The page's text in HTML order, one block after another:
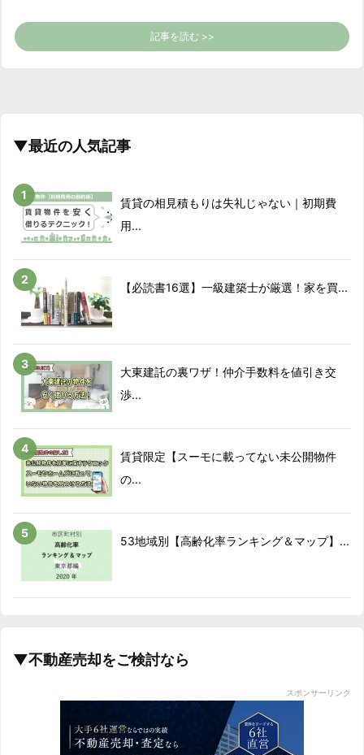
記事を読む >>
▼最近の人気記事
賃貸の相見積もりは失礼じゃない｜初期費
用...
【必読書16選】一級建築士が厳選！家を買...
大東建託の裏ワザ！仲介手数料を値引き交
渉...
賃貸限定【スーモに載ってない未公開物件
の...
53地域別【高齢化率ランキング＆マップ】...
▼不動産売却をご検討なら
スポンサーリンク